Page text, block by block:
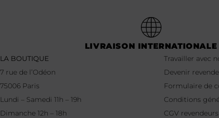
LIVRAISON INTERNATIONALE
LA BOUTIQUE
7 rue de l’Odéon
75006 Paris
Lundi – Samedi 11h – 19h
Dimanche 12h – 18h
Travailler avec
Devenir
Formulaire de
Conditions
CGV revendeurs